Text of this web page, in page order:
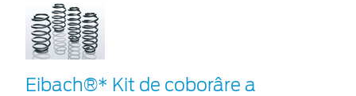
Eibach®* Kit de coborâre a